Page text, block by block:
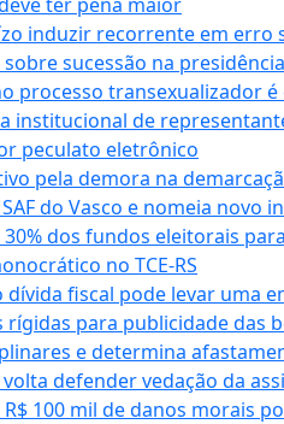
induzir recorrente em erro
sucessão na
processo transexualizador
institucional de
peculato eletrônico
pela demora na
do Vasco e nomeia novo
dos fundos eleitorais
no TCE-RS
fiscal pode levar uma
para publicidade das
e determina
defender vedação da
100 mil de danos morais